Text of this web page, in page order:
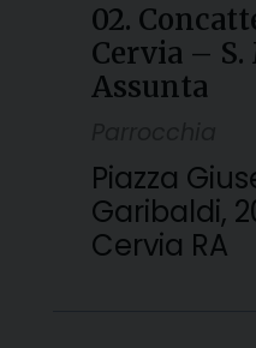
02.
Cervia –
Assunta
Piazza
Garibaldi,
Cervia RA